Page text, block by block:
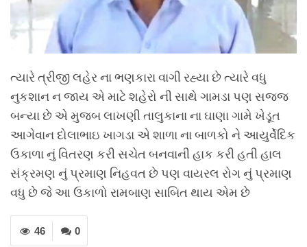
ત્યારે ત્રીજી લહેર ના ભણકારા વાગી રહ્યા છે ત્યારે વધુ
નુકશાન ન જાય એ માટે શહેરો ની સાથે ગામડા પણ સજ્જ
બન્યા છે એ મુજબ લાખણી તાલુકાના ના ઘાણા ગામે ખેડૂત
આગેવાન દોલાભાઇ ખાગડા એ શાળા ના બાળકો ને આયુર્વેદિક
ઉકાળા નું વિતરણ કરી સચેત બનવાની હાક કરી હતી હાલ
સંક્રમણ નું પ્રમાણ નિહવત છે પણ વાયરલ રોગ નું પ્રમાણ
વધુ છે જે આ ઉકાળો રામબાણ સાબિત થાય એમ છે
0
46